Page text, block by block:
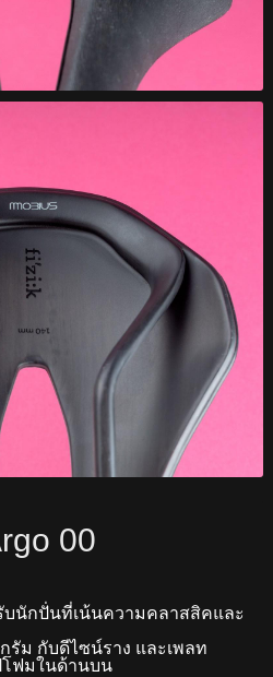
00
บนักปั่นที่เน้นความคลาสสิคและ
รัม กับดีไซน์ราง และเพลท
ฟมในด้านบน